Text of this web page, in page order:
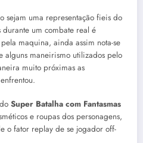
sejam uma representação fieis do
um combate real é
maquina, ainda assim nota-se
alguns maneirismo utilizados pelo
muito próximas as
Super Batalha com Fantasmas
e roupas dos personagens,
o fator replay de se jogador off-